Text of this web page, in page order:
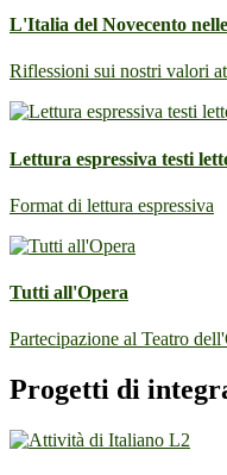
L'Italia del Novecento
Riflessioni sui nostri valori
Lettura espressiva testi
Format di lettura espressiva
Tutti all'Opera
Partecipazione al Teatro
Progetti di